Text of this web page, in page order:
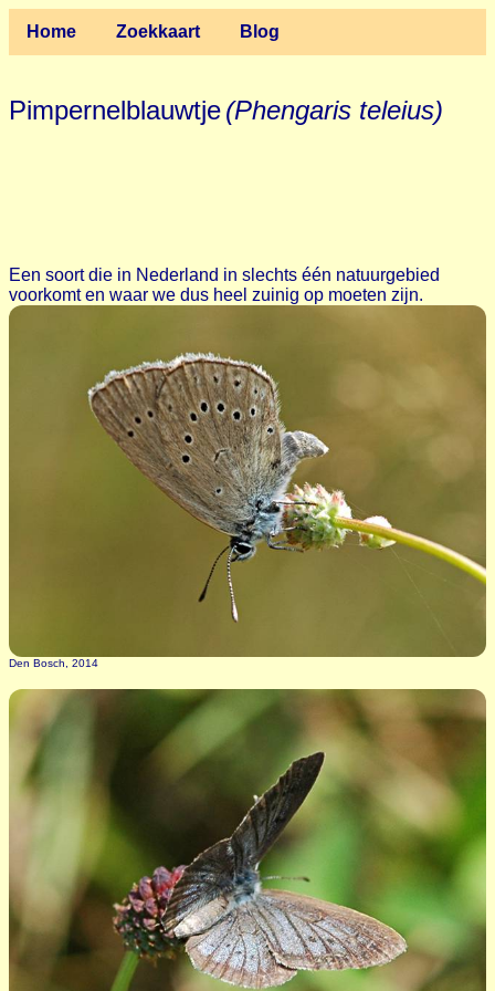
Home Zoekkaart Blog
Pimpernelblauwtje(Phengaris teleius)
Een soort die in Nederland in slechts één natuurgebied
voorkomt en waar we dus heel zuinig op moeten zijn.
Den Bosch, 2014